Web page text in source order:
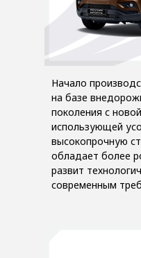
Начало
на базе
поколения с
использующей
высокопрочную
обладает более
развит
современным